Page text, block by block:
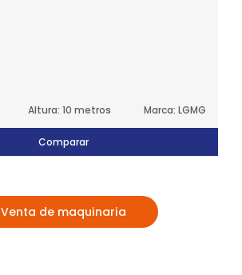
Altura: 10 metros Marca: LGMG
Comparar
Venta de maquinaria